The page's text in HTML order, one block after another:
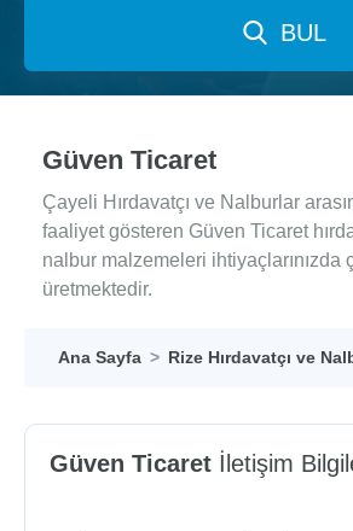
BUL
Güven Ticaret
Çayeli Hırdavatçı ve Nalburlar
faaliyet gösteren Güven Ticaret
nalbur malzemeleri ihtiyaçlarınızda
üretmektedir.
Ana Sayfa Rize Hırdavatçı ve
Güven Ticaret İletişim